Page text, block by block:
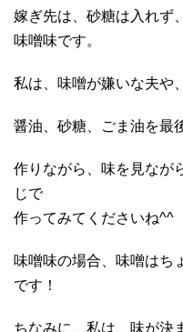
嫁ぎ先は、砂糖は入れず
味噌味です。
私は、味噌が嫌いな夫や
醤油、砂糖、ごま油を最
作りながら、味を見なが
じで
作ってみてくださいね^^
味噌味の場合、味噌はち
です！
ちなみに、私は、味が決